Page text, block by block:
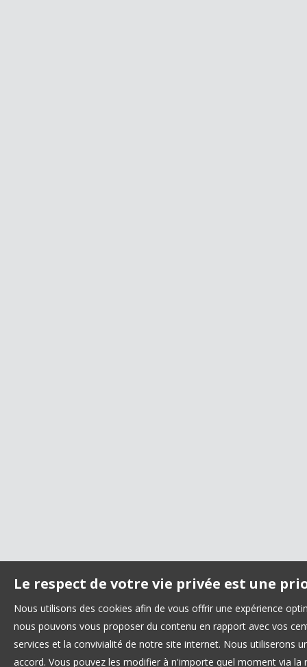
Le respect de votre vie privée est une
Nous utilisons des cookies afin de vous offrir une expérience
nous pouvons vous proposer du contenu en rapport avec vos
services et la convivialité de notre site internet. Nous utiliserons
accord. Vous pouvez les modifier à n'importe quel moment via